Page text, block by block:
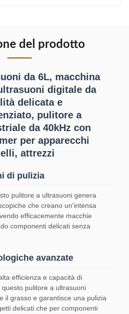
del prodotto
da 6L, macchina
digitale da
delicata e
pulitore a
da 40kHz con
per apparecchi
attrezzi
di pulizia
pulitore a ultrasuoni genera
che creano un'intensa
efficacemente macchie
componenti delicati senza
avanzate
efficienza e capacità di
pulitore a ultrasuoni
il grasso e garantisce una pulizia
delicati che per componenti